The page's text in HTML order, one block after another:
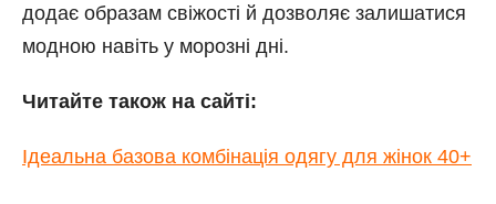
додає образам свіжості й дозволяє залишатися
модною навіть у морозні дні.
Читайте також на сайті:
Ідеальна базова комбінація одягу для жінок 40+